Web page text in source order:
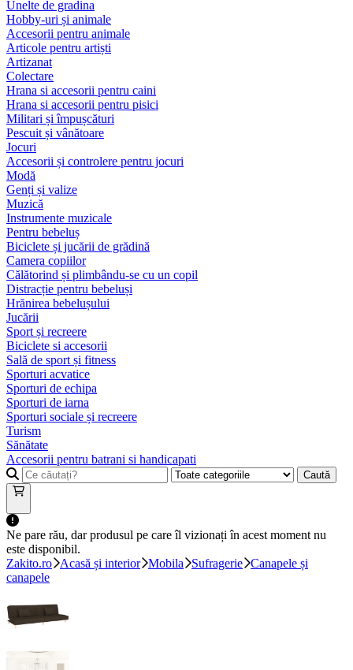
Unelte de gradina
Hobby-uri și animale
Accesorii pentru animale
Articole pentru artiști
Artizanat
Colectare
Hrana si accesorii pentru caini
Hrana si accesorii pentru pisici
Militari și împușcături
Pescuit și vânătoare
Jocuri
Accesorii și controlere pentru jocuri
Modă
Genți și valize
Muzică
Instrumente muzicale
Pentru bebeluș
Biciclete și jucării de grădină
Camera copiilor
Călătorind și plimbându-se cu un copil
Distracție pentru bebeluși
Hrănirea bebelușului
Jucării
Sport și recreere
Biciclete si accesorii
Sală de sport și fitness
Sporturi acvatice
Sporturi de echipa
Sporturi de iarna
Sporturi sociale și recreere
Turism
Sănătate
Accesorii pentru batrani si handicapati
Caută
Ne pare rău, dar produsul pe care îl vizionați în acest moment nu
este disponibil.
Zakito.ro
Acasă și interior Mobila Sufragerie Canapele și
canapele